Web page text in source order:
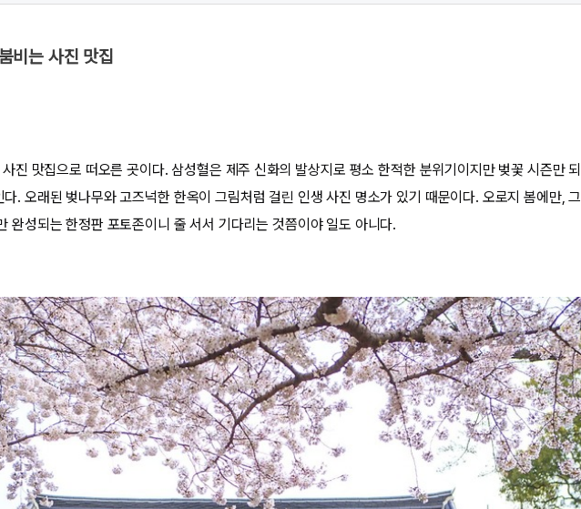
비는 사진 맛집
진 맛집으로 떠오른 곳이다. 삼성혈은 제주 신화의 발상지로 평소 한적한 분위기이지만 벚꽃 시즌만 되
다. 오래된 벚나무와 고즈넉한 한옥이 그림처럼 걸린 인생 사진 명소가 있기 때문이다. 오로지 봄에만, 그
완성되는 한정판 포토존이니 줄 서서 기다리는 것쯤이야 일도 아니다.